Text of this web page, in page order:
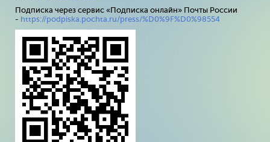
Подписка через сервис «Подписка онлайн» Почты России
- https://podpiska.pochta.ru/press/%D0%9F%D0%98554